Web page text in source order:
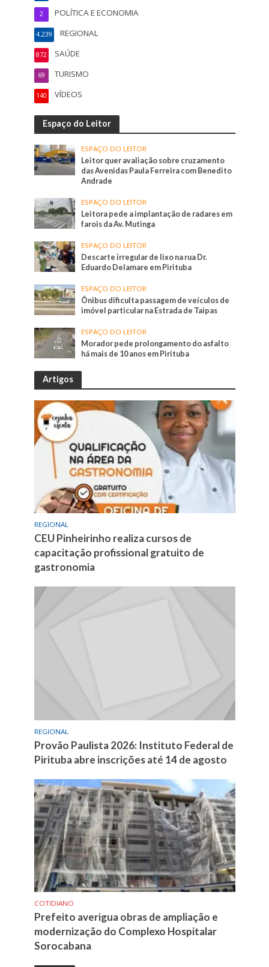
POLÍTICA E ECONOMIA
2
REGIONAL
4.239
SAÚDE
872
TURISMO
69
VÍDEOS
140
Espaço do Leitor
ESPAÇO DO LEITOR
Leitor quer avaliação sobre cruzamento
das Avenidas Paula Ferreira com Benedito
Andrade
ESPAÇO DO LEITOR
Leitora pede a implantação de radares em
farois da Av. Mutinga
ESPAÇO DO LEITOR
Descarte irregular de lixo na rua Dr.
Eduardo Delamare em Pirituba
ESPAÇO DO LEITOR
Ônibus dificulta passagem de veículos de
imóvel particular na Estrada de Taipas
ESPAÇO DO LEITOR
Morador pede prolongamento do asfalto
há mais de 10 anos em Pirituba
Artigos
REGIONAL
CEU Pinheirinho realiza cursos de
capacitação profissional gratuito de
gastronomia
REGIONAL
Provão Paulista 2026: Instituto Federal de
Pirituba abre inscrições até 14 de agosto
COTIDIANO
Prefeito averigua obras de ampliação e
modernização do Complexo Hospitalar
Sorocabana